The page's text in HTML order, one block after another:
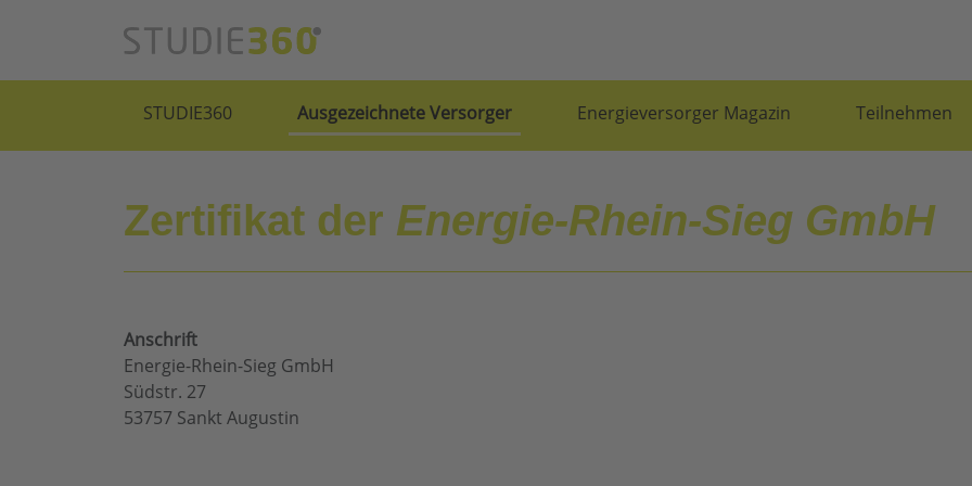
STUDIE360 Ausgezeichnete Versorger Energieversorger Magazin Teilnehmen
Zertifikat der Energie-Rhein-Sieg GmbH
Anschrift
Energie-Rhein-Sieg GmbH
Südstr. 27
53757 Sankt Augustin